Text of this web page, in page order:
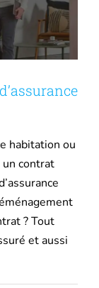
habitation ou
contrat
? Tout
et aussi